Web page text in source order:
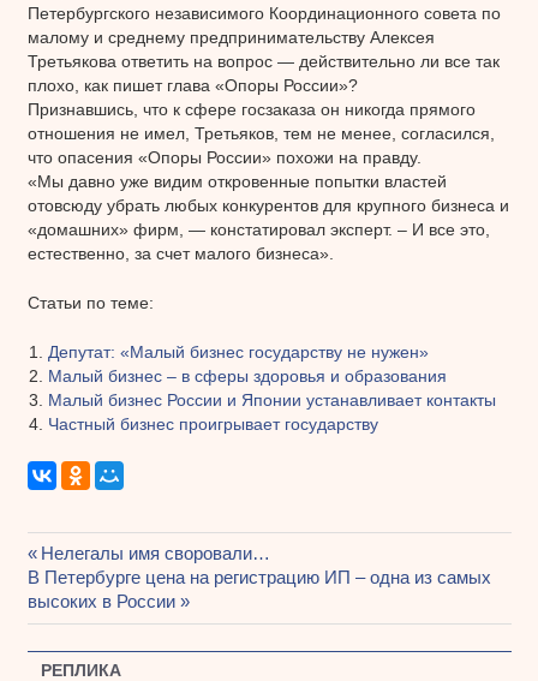
Петербургского независимого Координационного совета по
малому и среднему предпринимательству Алексея
Третьякова ответить на вопрос — действительно ли все так
плохо, как пишет глава «Опоры России»?
Признавшись, что к сфере госзаказа он никогда прямого
отношения не имел, Третьяков, тем не менее, согласился,
что опасения «Опоры России» похожи на правду.
«Мы давно уже видим откровенные попытки властей
отовсюду убрать любых конкурентов для крупного бизнеса и
«домашних» фирм, — констатировал эксперт. – И все это,
естественно, за счет малого бизнеса».
Статьи по теме:
Депутат: «Малый бизнес государству не нужен»
Малый бизнес – в сферы здоровья и образования
Малый бизнес России и Японии устанавливает контакты
Частный бизнес проигрывает государству
Навигация
по
записям
Предыдущая
запись:
Нелегалы имя своровали…
Следующая
запись:
В Петербурге цена на регистрацию ИП – одна из самых
высоких в России
РЕПЛИКА